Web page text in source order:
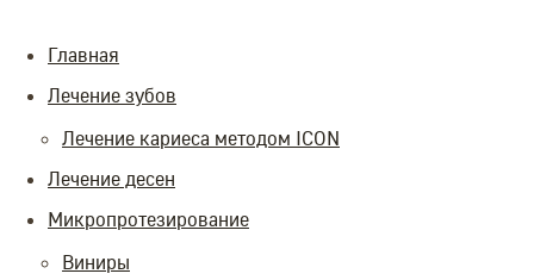
Главная
Лечение зубов
Лечение кариеса методом ICON
Лечение десен
Микропротезирование
Виниры